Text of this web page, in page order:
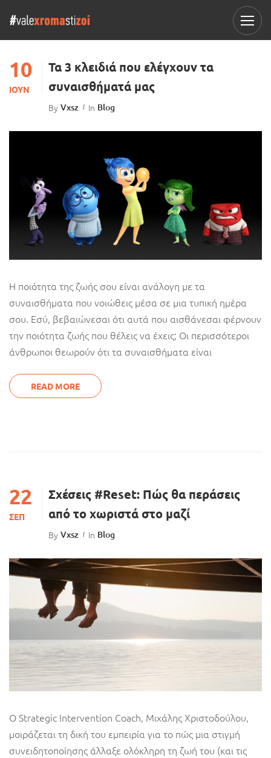
10
ΙΟΎΝ
Τα 3 κλειδιά που ελέγχουν τα
συναισθήματά μας
By Vxsz In Blog
Η ποιότητα της ζωής σου είναι ανάλογη με τα
συναισθήματα που νοιώθεις μέσα σε μια τυπική ημέρα
σου. Εσύ, βεβαιώνεσαι ότι αυτά που αισθάνεσαι φέρνουν
την ποιότητα ζωής που θέλεις να έχεις; Οι περισσότεροι
άνθρωποι θεωρούν ότι τα συναισθήματα είναι
READ MORE
22
ΣΕΠ
Σχέσεις #Reset: Πώς θα περάσεις
από το χωριστά στο μαζί
By Vxsz In Blog
Ο Strategic Intervention Coach, Μιχάλης Χριστοδούλου,
μοιράζεται τη δική του εμπειρία για το πώς μια στιγμή
συνειδητοποίησης άλλαξε ολόκληρη τη ζωή του (και τις